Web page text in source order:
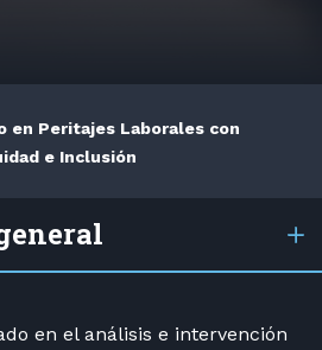
en Peritajes Laborales con
e Inclusión
en el análisis e intervención